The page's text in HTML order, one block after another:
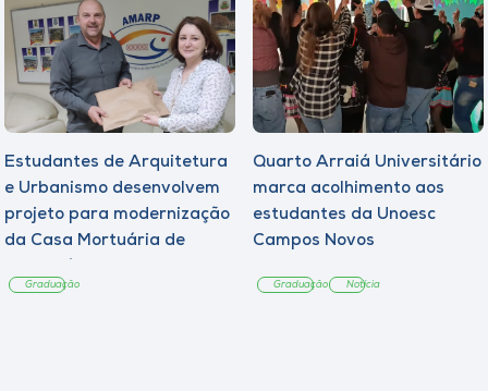
Estudantes de Arquitetura
e Urbanismo desenvolvem
projeto para modernização
da Casa Mortuária de
Graduação
Quarto Arraiá Universitário
marca acolhimento aos
estudantes da Unoesc
Campos Novos
Graduação Notícia